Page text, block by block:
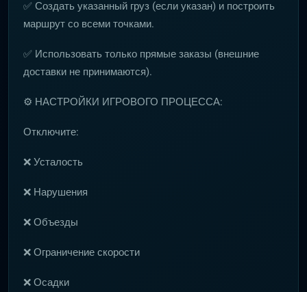
✅ Создать указанный груз (если указан) и построить
маршрут со всеми точками.
✅ Использовать только прямые заказы (внешние
доставки не принимаются).
⚙️ НАСТРОЙКИ ИГРОВОГО ПРОЦЕССА:
Отключите:
❌ Усталость
❌ Нарушения
❌ Объезды
❌ Ограничение скорости
❌ Осадки